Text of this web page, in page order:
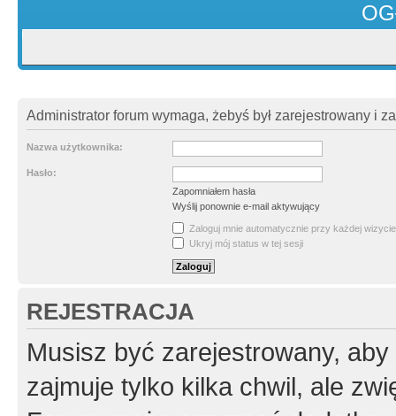
Administrator forum wymaga, żebyś był zarejestrowany i
Nazwa użytkownika:
Hasło:
Zapomniałem hasła
Wyślij ponownie e-mail aktywujący
Zaloguj mnie automatycznie przy każdej wizycie
Ukryj mój status w tej sesji
REJESTRACJA
Musisz być zarejestrowany,
zajmuje tylko kilka chwil, ale